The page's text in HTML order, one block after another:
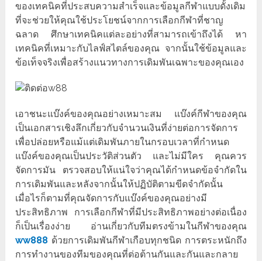
ของเทคนิคที่ประสบความสำเร็จและข้อมูลกีฬาแบบดั้งเดิม
ที่จะช่วยให้คุณใช้ประโยชน์จากการเลือกกีฬาที่ชาญ
ฉลาด ศึกษาเทคนิคแต่ละอย่างที่สามารถเข้าถึงได้ หา
เทคนิคที่เหมาะกับไลฟ์สไตล์ของคุณ จากนั้นใช้ข้อมูลและ
ข้อเท็จจริงเพื่อสร้างแนวทางการเดิมพันเฉพาะของคุณเอง
เอาชนะแบ๊งค์ของคุณอย่างเหมาะสม แบ๊งค์กีฬาของคุณ
เป็นเอกสารเชิงลึกเกี่ยวกับจำนวนเงินที่ง่ายต่อการจัดการ
เพื่อปล่อยหรือแม้แต่เดิมพันภายในกรอบเวลาที่กำหนด
แบ๊งค์ของคุณเป็นประวัติส่วนตัว และไม่มีใคร คุณควร
จัดการมัน ตรวจสอบให้แน่ใจว่าคุณได้กำหนดข้อจำกัดใน
การเดิมพันและหลังจากนั้นให้ปฏิบัติตามขีดจำกัดนั้น
เมื่อไรก็ตามที่คุณจัดการกับแบ๊งค์ของคุณอย่างมี
ประสิทธิภาพ การเลือกกีฬาที่มีประสิทธิภาพอย่างต่อเนื่อง
ก็เป็นเรื่องง่าย อ่านเกี่ยวกับทีมตรงข้ามในกีฬาของคุณ
ww888 ด้วยการเดิมพันกีฬาเกือบทุกชนิด การตระหนักถึง
การทำงานของทีมของคุณที่ต่อต้านกันและกันและกลาย